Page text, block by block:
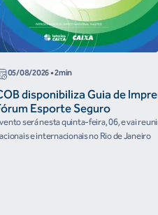
05/08/2026• 2min
disponibiliza Guia de
Esporte Seguro
será nesta quinta-feira, 06, e vai
e internacionais no Rio de Janeiro